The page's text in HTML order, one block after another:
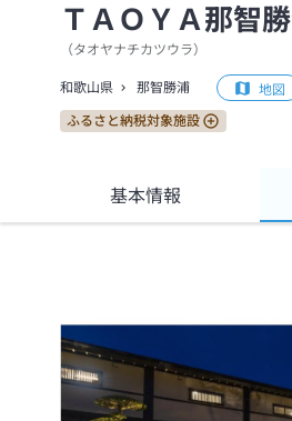
ＴＡＯＹＡ那智
（タオヤナチカツウラ）
和歌山県 那智勝浦 地図
ふるさと納税対象施設
基本情報